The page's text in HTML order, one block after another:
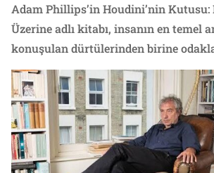
Adam Phillips’in Houdini’nin Kutusu:
Üzerine adlı kitabı, insanın en temel
konuşulan dürtülerinden birine